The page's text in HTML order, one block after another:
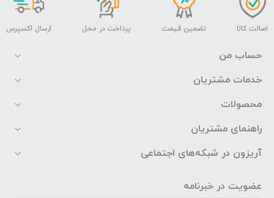
اصالت کالا تضمین قیمت پرداخت در محل ارسال اکسپرس
حساب من
خدمات مشتریان
محصولات
راهنمای مشتریان
آریزون در شبکه‌های اجتماعی
عضویت در خبرنامه